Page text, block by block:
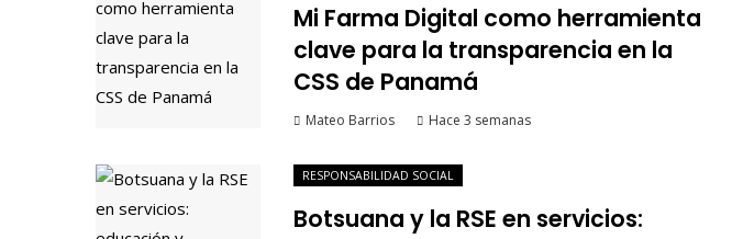
Mi Farma Digital como herramienta
clave para la transparencia en la
CSS de Panamá
Mateo Barrios Hace 3 semanas
RESPONSABILIDAD SOCIAL
Botsuana y la RSE en servicios: